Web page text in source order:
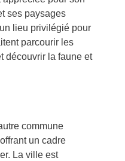
ses paysages
lieu privilégié pour
parcourir les
découvrir la faune et
commune
un cadre
La ville est